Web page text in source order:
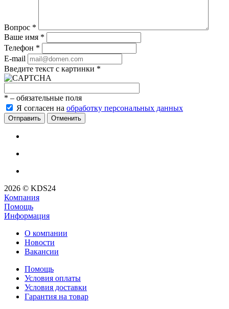
Вопрос *
Ваше имя *
Телефон *
E-mail
Введите текст с картинки *
* – обязательные поля
Я согласен на обработку персональных данных
Отменить
2026 © KDS24
Компания
Помощь
Информация
О компании
Новости
Вакансии
Помощь
Условия оплаты
Условия доставки
Гарантия на товар